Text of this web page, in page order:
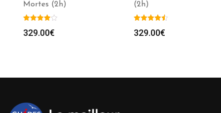
Mortes (2h)
329.00€
(2h)
329.00€